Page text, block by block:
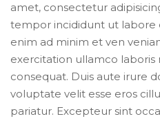
amet, consectetur
tempor incididunt ut labore
enim ad minim et ven
exercitation ullamco laboris
consequat. Duis aute irure
voluptate velit esse eros
pariatur. Excepteur sint